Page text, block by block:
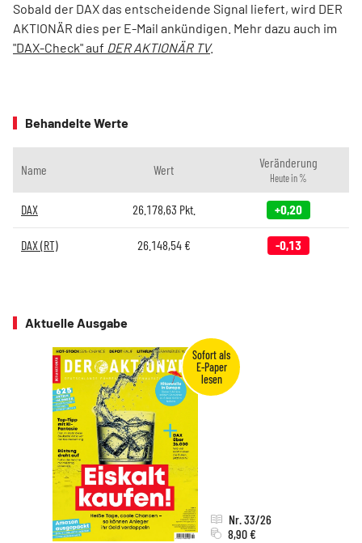
Sobald der DAX das entscheidende Signal liefert, wird DER
AKTIONÄR dies per E-Mail ankündigen. Mehr dazu auch im
"DAX-Check" auf DER AKTIONÄR TV.
Behandelte Werte
Name Wert Veränderung
Heute in %
DAX 26.178,63 Pkt. +0,20
DAX (RT) 26.148,54€ -0,13
Aktuelle Ausgabe
Nr. 33/26
8,90 €